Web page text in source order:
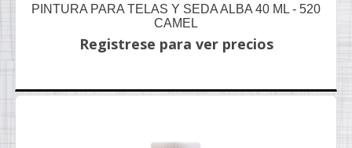
PINTURA PARA TELAS Y SEDA ALBA 40 ML - 520
CAMEL
Registrese para ver precios